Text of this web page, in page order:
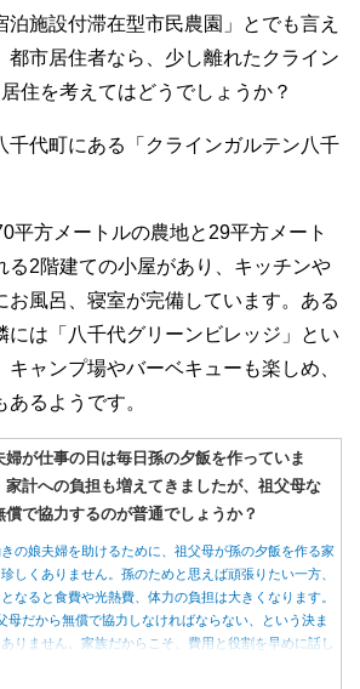
泊施設付滞在型市民農園」とでも言え
都市居住者なら、少し離れたクライン
住を考えてはどうでしょうか？
千代町にある「クラインガルテン八千
平方メートルの農地と29平方メート
る2階建ての小屋があり、キッチンや
お風呂、寝室が完備しています。ある
には「八千代グリーンビレッジ」とい
キャンプ場やバーベキューも楽しめ、
るようです。
婦が仕事の日は毎日孫の夕飯を作っていま
家計への負担も増えてきましたが、祖父母な
償で協力するのが普通でしょうか？
の娘夫婦を助けるために、祖父母が孫の夕飯を作る家
珍しくありません。孫のためと思えば頑張りたい一方、
なると食費や光熱費、体力の負担は大きくなります。
母だから無償で協力しなければならない、という決ま
ありません。家族だからこそ、費用と役割を早めに話し